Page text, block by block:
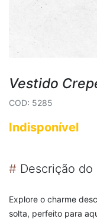
Vestido
COD: 5285
Indisponível
# Descrição
Explore o charme
solta, perfeito para